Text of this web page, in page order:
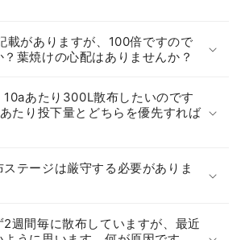
載がありますが、100倍ですので
葉焼けの心配はありませんか？
10aあたり300L散布したいのです
たり投下量とどちらを優先すれば
テージは厳守する必要がありま
週間毎に散布していますが、最近